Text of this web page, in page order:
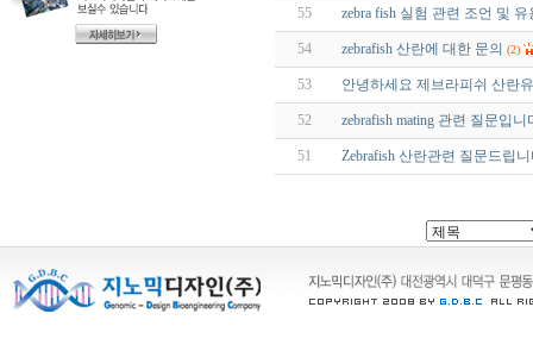
55 zebra fish 실험 관련 조언 및
54 zebrafish 산란에 대한 문의 (2)
53 안녕하세요 제브라피쉬 산란
52 zebrafish mating 관련 질문입니
51 Zebrafish 산란관련 질문드립